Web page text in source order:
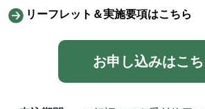
リーフレット＆実施要項はこちら
お申し込みはこ